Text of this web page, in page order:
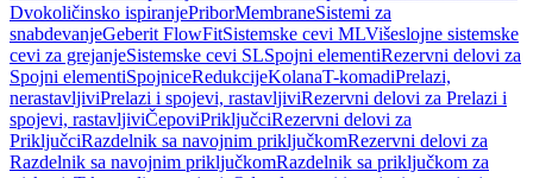
Dvokoličinsko ispiranjePriborMembraneSistemi za
snabdevanjeGeberit FlowFitSistemske cevi MLVišeslojne sistemske
cevi za grejanjeSistemske cevi SLSpojni elementiRezervni delovi za
Spojni elementiSpojniceRedukcijeKolanaT-komadiPrelazi,
nerastavljiviPrelazi i spojevi, rastavljiviRezervni delovi za Prelazi i
spojevi, rastavljiviČepoviPriključciRezervni delovi za
PriključciRazdelnik sa navojnim priključkomRezervni delovi za
Razdelnik sa navojnim priključkomRazdelnik sa priključkom za